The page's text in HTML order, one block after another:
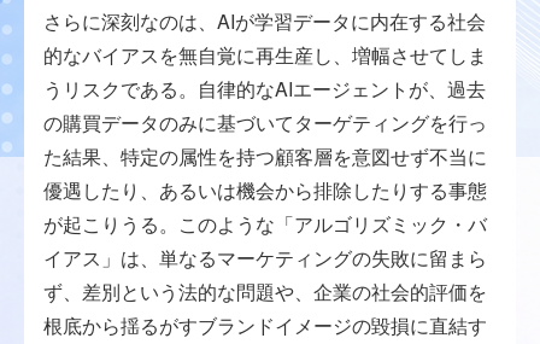
さらに深刻なのは、AIが学習データに内在する社会
的なバイアスを無自覚に再生産し、増幅させてしま
うリスクである。自律的なAIエージェントが、過去
の購買データのみに基づいてターゲティングを行っ
た結果、特定の属性を持つ顧客層を意図せず不当に
優遇したり、あるいは機会から排除したりする事態
が起こりうる。このような「アルゴリズミック・バ
イアス」は、単なるマーケティングの失敗に留まら
ず、差別という法的な問題や、企業の社会的評価を
根底から揺るがすブランドイメージの毀損に直結す